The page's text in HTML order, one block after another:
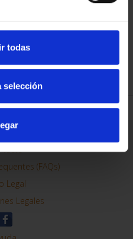
todas
selección
(FAQs)
Legal
Legales